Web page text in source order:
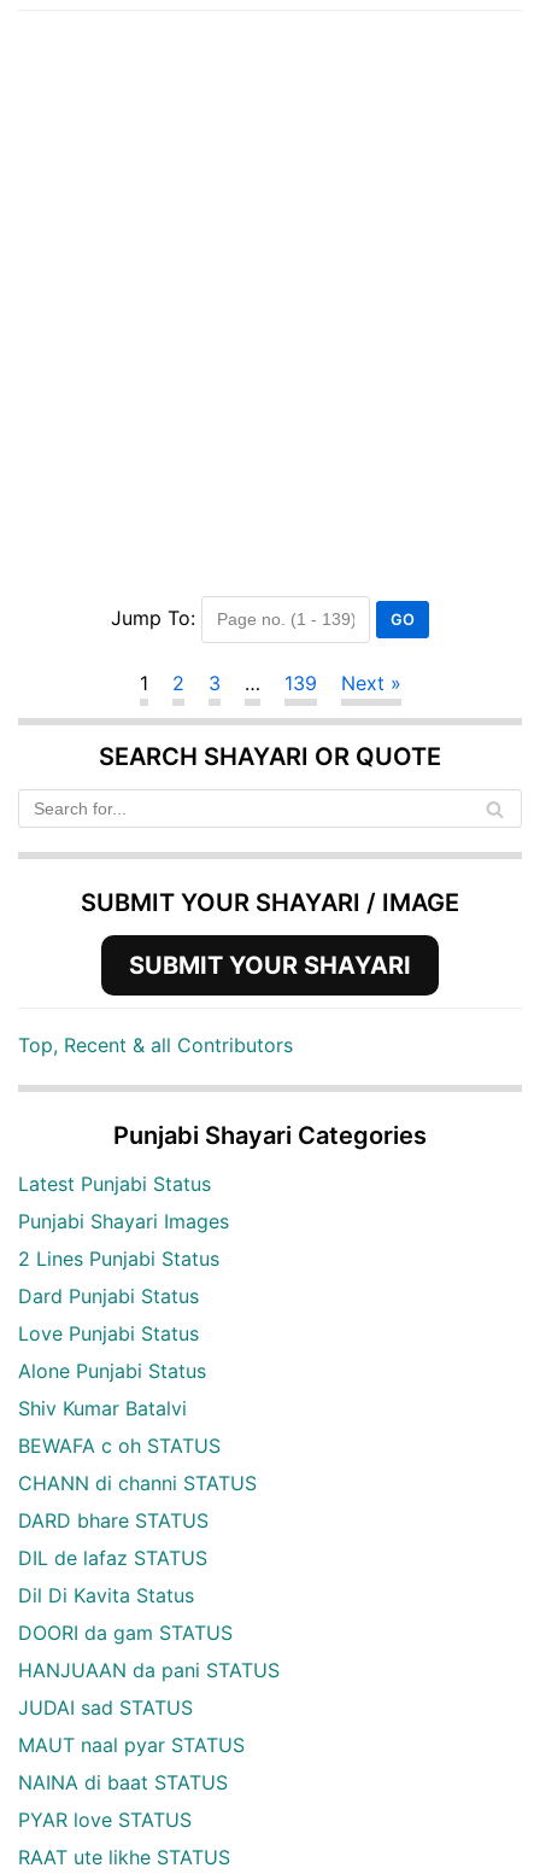
Jump To:
1 2 3 … 139 Next »
SEARCH SHAYARI OR QUOTE
SUBMIT YOUR SHAYARI / IMAGE
SUBMIT YOUR SHAYARI
Top, Recent & all Contributors
Punjabi Shayari Categories
Latest Punjabi Status
Punjabi Shayari Images
2 Lines Punjabi Status
Dard Punjabi Status
Love Punjabi Status
Alone Punjabi Status
Shiv Kumar Batalvi
BEWAFA c oh STATUS
CHANN di channi STATUS
DARD bhare STATUS
DIL de lafaz STATUS
Dil Di Kavita Status
DOORI da gam STATUS
HANJUAAN da pani STATUS
JUDAI sad STATUS
MAUT naal pyar STATUS
NAINA di baat STATUS
PYAR love STATUS
RAAT ute likhe STATUS